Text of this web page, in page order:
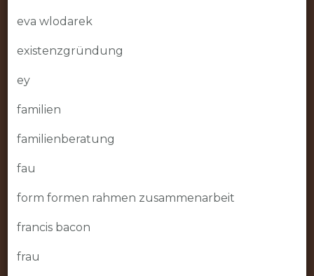
eva wlodarek
existenzgründung
ey
familien
familienberatung
fau
form formen rahmen zusammenarbeit
francis bacon
frau